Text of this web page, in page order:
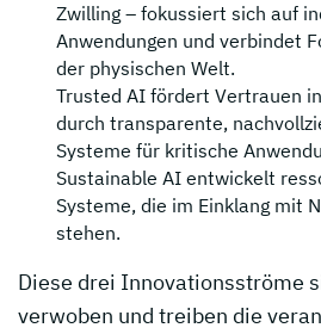
Zwilling – fokussiert sich auf
Anwendungen und verbindet
der physischen Welt.
Trusted AI fördert Vertrauen
durch transparente,
Systeme für kritische
Sustainable AI entwickelt
Systeme, die im Einklang mit
stehen.
Diese drei Innovationsströme
verwoben und treiben die